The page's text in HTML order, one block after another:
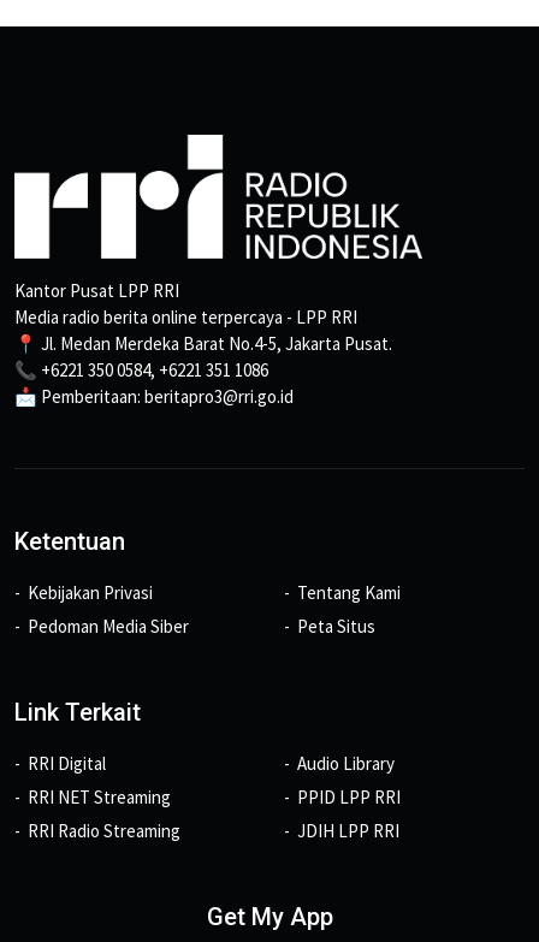
Kantor Pusat LPP RRI
Media radio berita online terpercaya - LPP RRI
📍 Jl. Medan Merdeka Barat No.4-5, Jakarta Pusat.
📞 +6221 350 0584, +6221 351 1086
📩 Pemberitaan: beritapro3@rri.go.id
Ketentuan
Kebijakan Privasi
Pedoman Media Siber
Tentang Kami
Peta Situs
Link Terkait
RRI Digital
RRI NET Streaming
RRI Radio Streaming
Audio Library
PPID LPP RRI
JDIH LPP RRI
Get My App